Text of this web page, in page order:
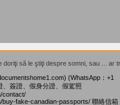
doriţi să le ştiţi despre somni, sau ... ar
(WhatsApp：+1
簽證、假身分證、假駕照
contact/
fake-canadian-passports/ 聯絡信箱